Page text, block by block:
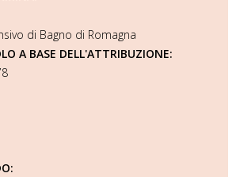
di Bagno di Romagna
A BASE DELL'ATTRIBUZIONE: